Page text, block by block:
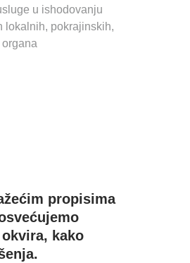
u ishodovanju
lokalnih, pokrajinskih,
propisima
kako